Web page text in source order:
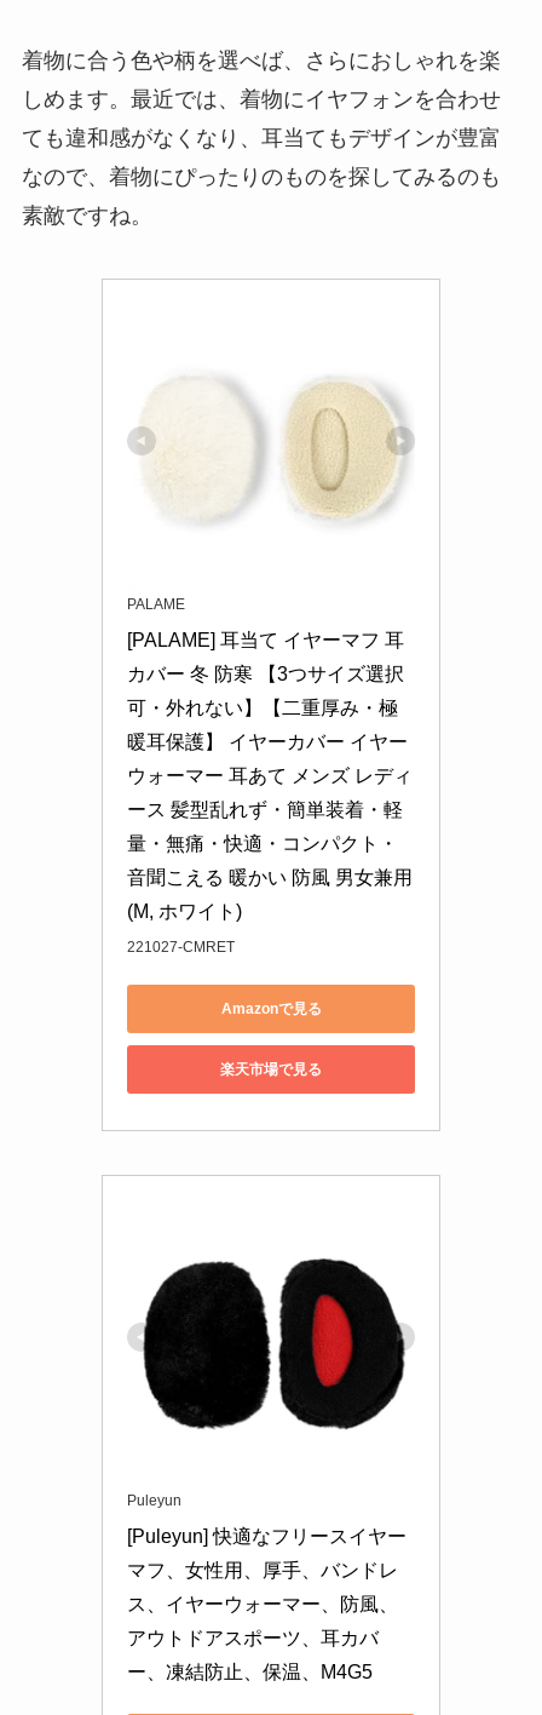
着物に合う色や柄を選べば、さらにおしゃれを楽
しめます。最近では、着物にイヤフォンを合わせ
ても違和感がなくなり、耳当てもデザインが豊富
なので、着物にぴったりのものを探してみるのも
素敵ですね。
PALAME
[PALAME] 耳当て イヤーマフ 耳
カバー 冬 防寒 【3つサイズ選択
可・外れない】【二重厚み・極
暖耳保護】 イヤーカバー イヤー
ウォーマー 耳あて メンズ レディ
ース 髪型乱れず・簡単装着・軽
量・無痛・快適・コンパクト・
音聞こえる 暖かい 防風 男女兼用
(M, ホワイト)
221027-CMRET
Amazonで見る
楽天市場で見る
Puleyun
[Puleyun] 快適なフリースイヤー
マフ、女性用、厚手、バンドレ
ス、イヤーウォーマー、防風、
アウトドアスポーツ、耳カバ
ー、凍結防止、保温、M4G5